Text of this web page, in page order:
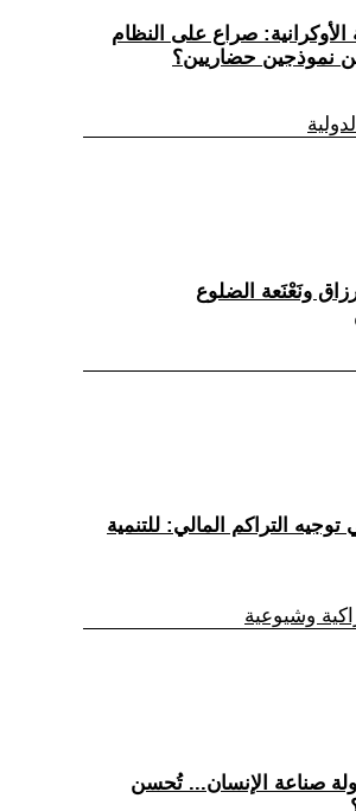
الأوكرانية: صراع على النظام
نموذجين حضاريين؟
توجيه التراكم المالي: للتنمية
وشيوعية
صناعة الإنسان... تُحسن